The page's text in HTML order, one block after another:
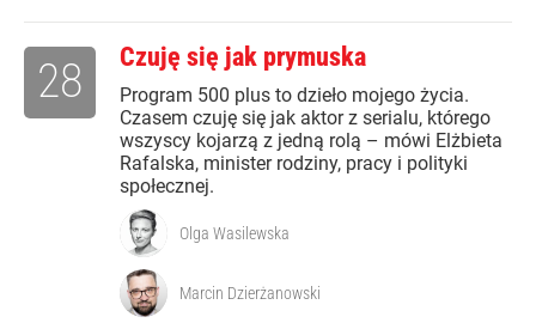
Czuję się jak prymuska
Program 500 plus to dzieło mojego życia.
Czasem czuję się jak aktor z serialu, którego
wszyscy kojarzą z jedną rolą – mówi Elżbieta
Rafalska, minister rodziny, pracy i polityki
społecznej.
28
Olga Wasilewska
Marcin Dzierżanowski